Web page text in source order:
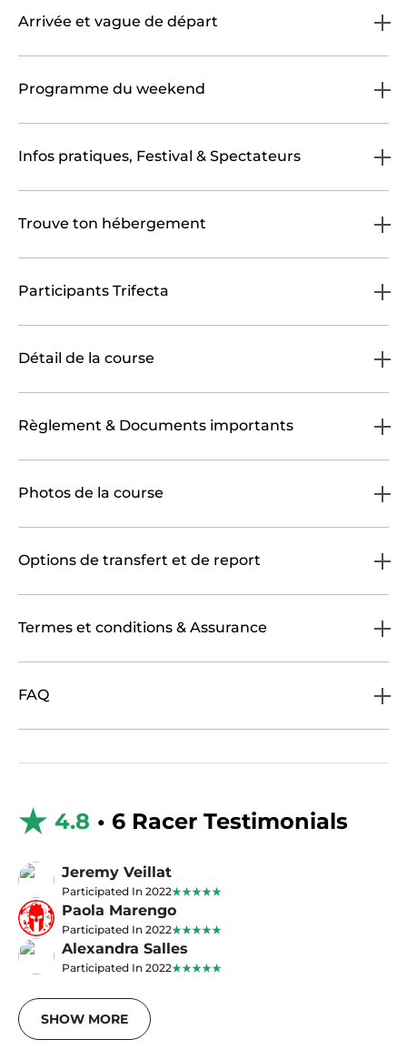
Arrivée et vague de départ
Programme du weekend
Infos pratiques, Festival & Spectateurs
Trouve ton hébergement
Participants Trifecta
Détail de la course
Règlement & Documents importants
Photos de la course
Options de transfert et de report
Termes et conditions & Assurance
FAQ
4.8 • 6 Racer Testimonials
Jeremy Veillat
Participated In 2022
Paola Marengo
Participated In 2022
Alexandra Salles
Participated In 2022
SHOW MORE